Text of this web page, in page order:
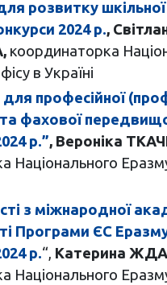
розвитку шкільної
2024 р.,
координаторка
в Україні
професійної
та фахової
р.”, Вероніка
Національного
з міжнародної
Програми ЄС
р.“, Катерина
Національного